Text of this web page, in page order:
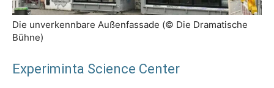
Die unverkennbare Außenfassade (© Die Dramatische
Bühne)
Experiminta Science Center